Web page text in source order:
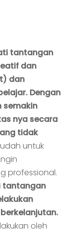
tantangan
dan
dan
Dengan
semakin
nya secara
tidak
untuk
professional.
tantangan
oleh